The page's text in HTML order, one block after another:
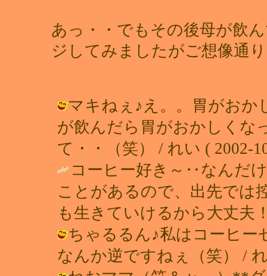
あっ・・でもその後母が飲
ジしてみましたがご想像通
マキねぇ♪え。。胃がおか
が飲んだら胃がおかしくな
て・・（笑） / れい ( 2002-
コーヒー好き～‥なんだ
ことがあるので、出先で
も生きていけるから大丈夫
ちゃるるん♪私はコーヒー
なんか逆ですねぇ（笑） /